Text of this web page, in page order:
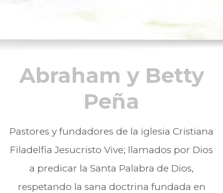
Abraham y Betty
Peña
Pastores y fundadores de la iglesia Cristiana
Filadelfia Jesucristo Vive; llamados por Dios
a predicar la Santa Palabra de Dios,
respetando la sana doctrina fundada en